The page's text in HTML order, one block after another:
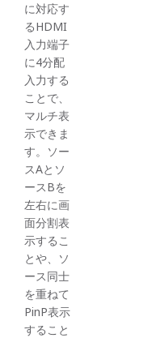
に対応す
るHDMI
入力端子
に4分配
入力する
ことで、
マルチ表
示できま
す。ソー
スAとソ
ースBを
左右に画
面分割表
示するこ
とや、ソ
ース同士
を重ねて
PinP表示
すること